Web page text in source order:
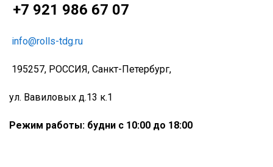
+7 921 986 67 07
info@rolls-tdg.ru
195257, РОССИЯ, Санкт-Петербург,
ул. Вавиловых д.13 к.1
Режим работы: будни с 10:00 до 18:00